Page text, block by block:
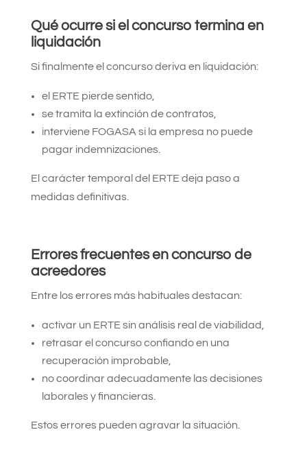
Qué ocurre si el concurso termina en
liquidación
Si finalmente el concurso deriva en liquidación:
el ERTE pierde sentido,
se tramita la extinción de contratos,
interviene FOGASA si la empresa no puede
pagar indemnizaciones.
El carácter temporal del ERTE deja paso a
medidas definitivas.
Errores frecuentes en concurso de
acreedores
Entre los errores más habituales destacan:
activar un ERTE sin análisis real de viabilidad,
retrasar el concurso confiando en una
recuperación improbable,
no coordinar adecuadamente las decisiones
laborales y financieras.
Estos errores pueden agravar la situación.